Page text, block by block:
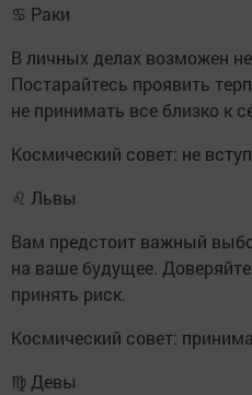
♋ Раки
В личных делах возможен
Постарайтесь проявить
не принимать все близко к
Космический совет: не
♌ Львы
Вам предстоит важный
на ваше будущее.
принять риск.
Космический совет:
♍ Девы